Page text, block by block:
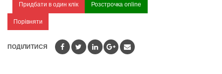
Придбати в один клік Розстрочка online
Порівняти
ПОДІЛИТИСЯ